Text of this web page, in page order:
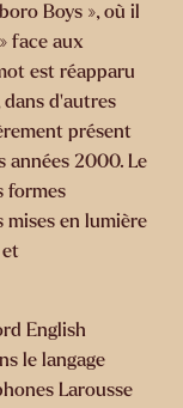
Boys », où il
face aux
est réapparu
d’autres
présent
années 2000. ​Le
formes
mises en lumière
et
English
le langage
Larousse